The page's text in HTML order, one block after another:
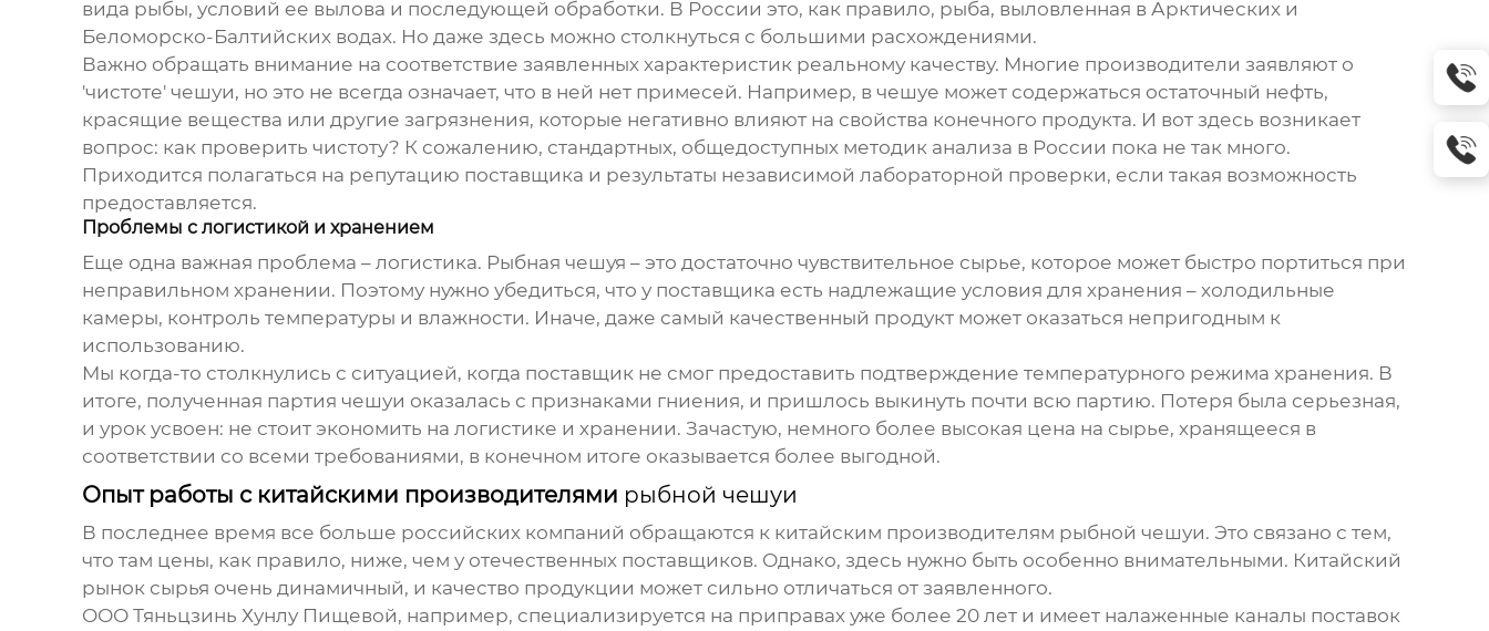
вида рыбы, условий ее вылова и последующей обработки. В России это, как правило, рыба, выловленная в Арктических и
Беломорско-Балтийских водах. Но даже здесь можно столкнуться с большими расхождениями.
Важно обращать внимание на соответствие заявленных характеристик реальному качеству. Многие производители заявляют о
'чистоте' чешуи, но это не всегда означает, что в ней нет примесей. Например, в чешуе может содержаться остаточный нефть,
красящие вещества или другие загрязнения, которые негативно влияют на свойства конечного продукта. И вот здесь возникает
вопрос: как проверить чистоту? К сожалению, стандартных, общедоступных методик анализа в России пока не так много.
Приходится полагаться на репутацию поставщика и результаты независимой лабораторной проверки, если такая возможность
предоставляется.
Проблемы с логистикой и хранением
Еще одна важная проблема – логистика. Рыбная чешуя – это достаточно чувствительное сырье, которое может быстро портиться при
неправильном хранении. Поэтому нужно убедиться, что у поставщика есть надлежащие условия для хранения – холодильные
камеры, контроль температуры и влажности. Иначе, даже самый качественный продукт может оказаться непригодным к
использованию.
Мы когда-то столкнулись с ситуацией, когда поставщик не смог предоставить подтверждение температурного режима хранения. В
итоге, полученная партия чешуи оказалась с признаками гниения, и пришлось выкинуть почти всю партию. Потеря была серьезная,
и урок усвоен: не стоит экономить на логистике и хранении. Зачастую, немного более высокая цена на сырье, хранящееся в
соответствии со всеми требованиями, в конечном итоге оказывается более выгодной.
Опыт работы с китайскими производителями рыбной чешуи
В последнее время все больше российских компаний обращаются к китайским производителям рыбной чешуи. Это связано с тем,
что там цены, как правило, ниже, чем у отечественных поставщиков. Однако, здесь нужно быть особенно внимательными. Китайский
рынок сырья очень динамичный, и качество продукции может сильно отличаться от заявленного.
ООО Тяньцзинь Хунлу Пищевой, например, специализируется на приправах уже более 20 лет и имеет налаженные каналы поставок